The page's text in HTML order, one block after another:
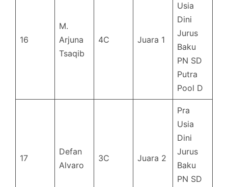
16
M.
Arjuna
Tsaqib
4C Juara 1
Usia
Dini
Jurus
Baku
PN SD
Putra
Pool D
17
Defan
Alvaro
3C Juara 2
Pra
Usia
Dini
Jurus
Baku
PN SD